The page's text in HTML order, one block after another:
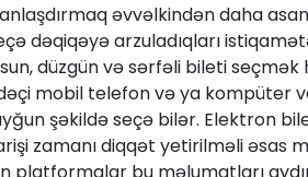
əvvəlkindən daha
dəqiqəyə arzuladıqları
düzgün və sərfəli bileti
mobil telefon və ya kompüter
şəkildə seçə bilər. Elektron
zamanı diqqət yetirilməli əsas
platformalar bu məlumatları